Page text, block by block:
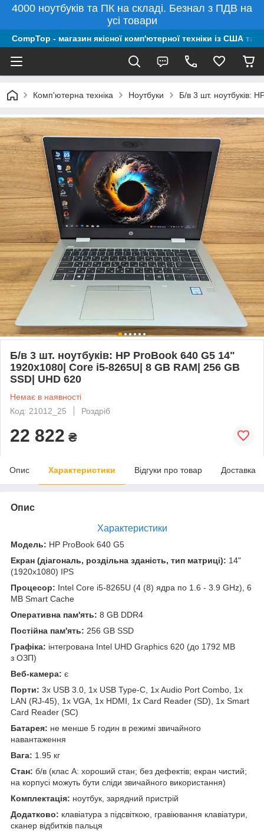
4000 ноутбуків та ПК на складі. Безнал з ПДВ на
усі товари
CompTop - магазин якісної комп'ютерної техніки із США та
Комп'ютерна техніка Ноутбуки Б/в 3 шт. ноутбуків:
Б/в 3 шт. ноутбуків: HP ProBook 640 G5 14"
1920x1080| Core i5-8265U| 8 GB RAM| 256 GB
SSD| UHD 620
Немає в наявності
Код: 21012_25
Роздріб
22 822 ₴
Опис Характеристики Відгуки про товар Доставка
Опис
Характеристики
Модель: HP ProBook 640 G5
Екран (діагональ, роздільна зданість, тип матриці): 14"
(1920x1080) IPS
Процесор: Intel Core i5-8265U (4 (8) ядра по 1.6 - 3.9 GHz), 6
MB Smart Cache
Оперативна пам'ять: 8 GB DDR4
Постійна пам'ять: 256 GB SSD
Графіка: інтегрована Intel UHD Graphics 620 (до 1792 MB
з ОЗП)
Веб-камера: є
Порти: 3x USB 3.0, 1x USB Type-C, 1x Audio Port Combo, 1x
LAN (RJ-45), 1x VGA, 1x HDMI, 1x Card Reader (SD), 1x Smart
Card Reader (SC)
Батарея: не менше 5 годин в режимі звичайного
навантаження
Вага: 1.95 кг
Стан: б/в (клас А: хороший стан; без дефектів; екран чистий;
на корпусі можуть бути сліди звичайного використання)
Комплектація: ноутбук, зарядний пристрій
Додатково: клавіатура з підсвіткою, гравіювання клавіатури,
сканер відбитків пальця